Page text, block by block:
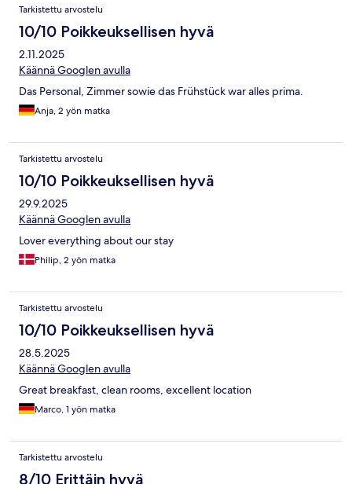
Tarkistettu arvostelu
10/10 Poikkeuksellisen hyvä
2.11.2025
Käännä Googlen avulla
Das Personal, Zimmer sowie das Frühstück war alles prima.
Anja, 2 yön matka
Tarkistettu arvostelu
10/10 Poikkeuksellisen hyvä
29.9.2025
Käännä Googlen avulla
Lover everything about our stay
Philip, 2 yön matka
Tarkistettu arvostelu
10/10 Poikkeuksellisen hyvä
28.5.2025
Käännä Googlen avulla
Great breakfast, clean rooms, excellent location
Marco, 1 yön matka
Tarkistettu arvostelu
8/10 Erittäin hyvä